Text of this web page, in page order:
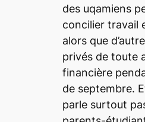
des uqamiens
concilier travail
alors que
privés de toute
financière
de septembre.
parle surtout